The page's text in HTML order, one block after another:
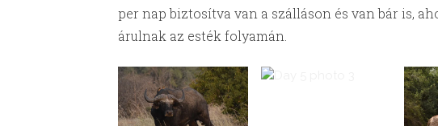
per nap biztosítva van a szálláson és van bár is,
árulnak az esték folyamán.